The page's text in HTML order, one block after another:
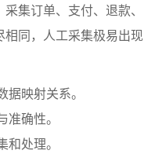
集订单、支付、退款、
同，人工采集极易出现
映射关系。
确性。
处理。